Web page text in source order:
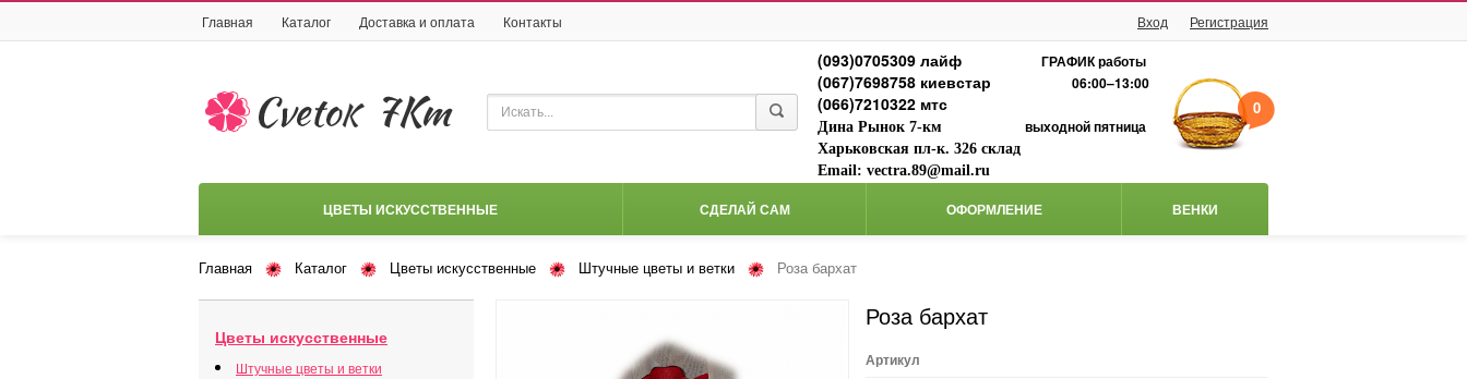
Главная Каталог Доставка и оплата Контакты Вход Регистрация
(093)0705309 лайф
(067)7698758 киевстар
(066)7210322 мтс
Дина Рынок 7-км
Харьковская пл-к. 326 склад
Email: vectra.89@mail.ru
ГРАФИК работы
06:00–13:00
выходной пятница
0
ЦВЕТЫ ИСКУССТВЕННЫЕ СДЕЛАЙ САМ ОФОРМЛЕНИЕ ВЕНКИ
Главная Каталог Цветы искусственные Штучные цветы и ветки Роза бархат
Цветы искусственные
Штучные цветы и ветки
роза бархат
Артикул